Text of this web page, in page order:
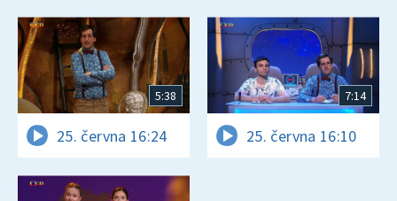
5:38
25. června 16:24
7:14
25. června 16:10